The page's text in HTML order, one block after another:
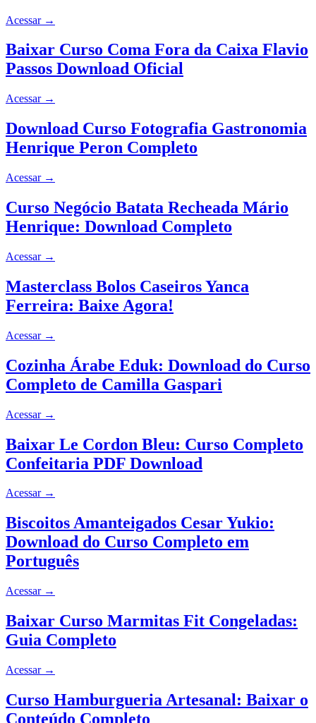
Acessar →
Baixar Curso Coma Fora da Caixa Flavio
Passos Download Oficial
Acessar →
Download Curso Fotografia Gastronomia
Henrique Peron Completo
Acessar →
Curso Negócio Batata Recheada Mário
Henrique: Download Completo
Acessar →
Masterclass Bolos Caseiros Yanca
Ferreira: Baixe Agora!
Acessar →
Cozinha Árabe Eduk: Download do Curso
Completo de Camilla Gaspari
Acessar →
Baixar Le Cordon Bleu: Curso Completo
Confeitaria PDF Download
Acessar →
Biscoitos Amanteigados Cesar Yukio:
Download do Curso Completo em
Português
Acessar →
Baixar Curso Marmitas Fit Congeladas:
Guia Completo
Acessar →
Curso Hamburgueria Artesanal: Baixar o
Conteúdo Completo